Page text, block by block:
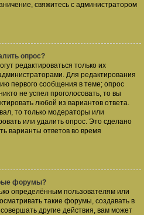
свяжитесь с администратором
опрос?
редактироваться только их
Для редактирования
первого сообщения в теме; опрос
не успел проголосовать, то вы
любой из вариантов ответа.
то только модераторы или
или удалить опрос. Это сделано
варианты ответов во время
форумы?
определённым пользователям или
такие форумы, создавать в
другие действия, вам может